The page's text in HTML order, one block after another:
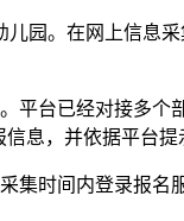
园。在网上信息
台已经对接多个
息，并依据平台提
时间内登录报名